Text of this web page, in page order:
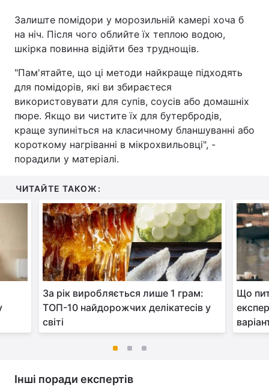
Залиште помідори у морозильній камері хоча б
на ніч. Після чого облийте їх теплою водою,
шкірка повинна відійти без труднощів.
"Пам'ятайте, що ці методи найкраще підходять
для помідорів, які ви збираєтеся
використовувати для супів, соусів або домашніх
пюре. Якщо ви чистите їх для бутербродів,
краще зупиніться на класичному бланшуванні або
короткому нагріванні в мікрохвильовці", -
порадили у матеріалі.
ЧИТАЙТЕ ТАКОЖ:
За рік виробляється лише 1 грам:
ТОП-10 найдорожчих делікатесів у
світі
Що
Інші поради експертів